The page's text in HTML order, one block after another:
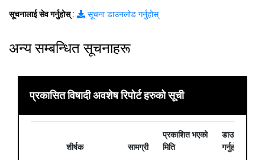
सूचनालाई सेव गर्नुहोस्: सूचना डाउनलोड गर्नुहोस्
अन्य सम्बन्धित सूचनाहरू
प्रकासित विषादी अवशेष रिपोर्ट हरुको सूची
शीर्षक सामग्री
प्रकाशित भएको
मिति
डाउनलोड
गर्नुहोस्